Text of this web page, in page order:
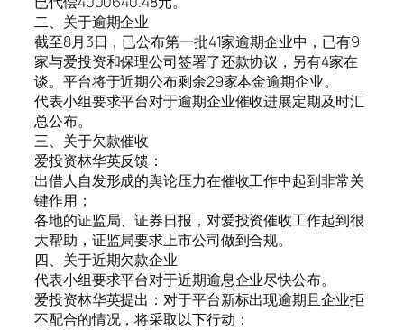
二、关于逾期企业
截至8月3日，已公布第一批41家逾期企业中，已有9
家与爱投资和保理公司签署了还款协议，另有4家在
谈。平台将于近期公布剩余29家本金逾期企业。
代表小组要求平台对于逾期企业催收进展定期及时汇
总公布。
三、关于欠款催收
爱投资林华英反馈：
出借人自发形成的舆论压力在催收工作中起到非常关
键作用；
各地的证监局、证券日报，对爱投资催收工作起到很
大帮助，证监局要求上市公司做到合规。
四、关于近期欠款企业
代表小组要求平台对于近期逾息企业尽快公布。
爱投资林华英提出：对于平台新标出现逾期且企业拒
不配合的情况，将采取以下行动：